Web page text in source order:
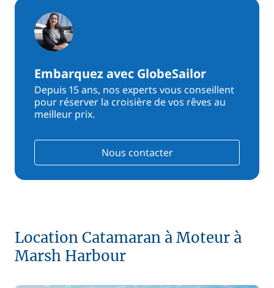
Embarquez avec GlobeSailor
Depuis 15 ans, nos experts vous conseillent
pour réserver la croisière de vos rêves au
meilleur prix.
Nous contacter
Location Catamaran à Moteur à
Marsh Harbour